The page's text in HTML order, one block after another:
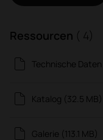
Ressourcen ( 4)
Technische Daten
Katalog (32.5 MB)
Galerie (113.1 MB)